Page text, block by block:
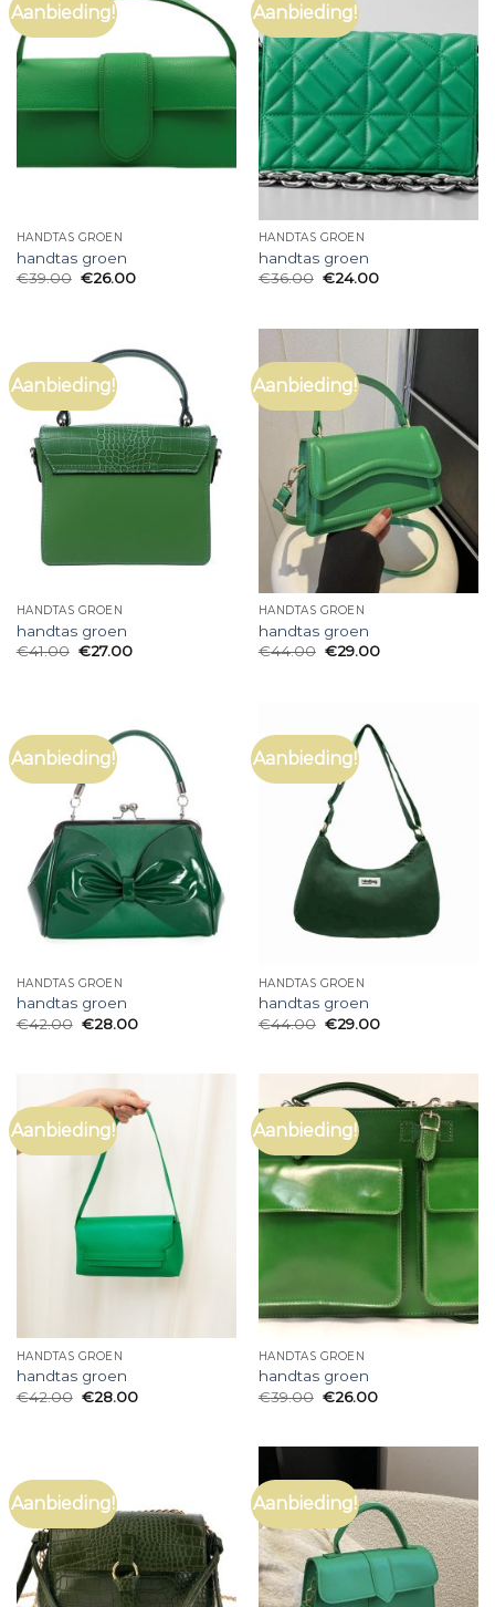
Aanbieding!
HANDTAS GROEN
handtas groen
€39.00 €26.00
Aanbieding!
HANDTAS GROEN
handtas groen
€36.00 €24.00
Aanbieding!
HANDTAS GROEN
handtas groen
€41.00 €27.00
Aanbieding!
HANDTAS GROEN
handtas groen
€44.00 €29.00
Aanbieding!
HANDTAS GROEN
handtas groen
€42.00 €28.00
Aanbieding!
HANDTAS GROEN
handtas groen
€44.00 €29.00
Aanbieding!
HANDTAS GROEN
handtas groen
€42.00 €28.00
Aanbieding!
HANDTAS GROEN
handtas groen
€39.00 €26.00
Aanbieding! Aanbieding!